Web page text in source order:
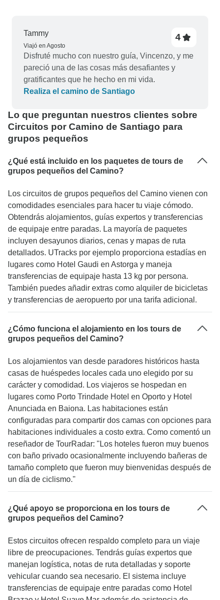
Tammy
Viajó en Agosto
4
Disfruté mucho con nuestro guía, Vincenzo, y me
pareció una de las cosas más desafiantes y
gratificantes que he hecho en mi vida.
Realiza el camino de Santiago
Lo que preguntan nuestros clientes sobre
Circuitos por Camino de Santiago para
grupos pequeños
¿Qué está incluido en los paquetes de tours de
grupos pequeños del Camino?
Los circuitos de grupos pequeños del Camino vienen con
comodidades esenciales para hacer tu viaje cómodo.
Obtendrás alojamientos, guías expertos y transferencias
de equipaje entre paradas. La mayoría de paquetes
incluyen desayunos diarios, cenas y mapas de ruta
detallados. UTracks por ejemplo proporciona estadías en
lugares como Hotel Gaudi en Astorga y maneja
transferencias de equipaje hasta 13 kg por persona.
También puedes añadir extras como alquiler de bicicletas
y transferencias de aeropuerto por una tarifa adicional.
¿Cómo funciona el alojamiento en los tours de
grupos pequeños del Camino?
Los alojamientos van desde paradores históricos hasta
casas de huéspedes locales cada uno elegido por su
carácter y comodidad. Los viajeros se hospedan en
lugares como Porto Trindade Hotel en Oporto y Hotel
Anunciada en Baiona. Las habitaciones están
configuradas para compartir dos camas con opciones para
habitaciones individuales a costo extra. Como comentó un
reseñador de TourRadar: "Los hoteles fueron muy buenos
con baño privado ocasionalmente incluyendo bañeras de
tamaño completo que fueron muy bienvenidas después de
un día de ciclismo."
¿Qué apoyo se proporciona en los tours de
grupos pequeños del Camino?
Estos circuitos ofrecen respaldo completo para un viaje
libre de preocupaciones. Tendrás guías expertos que
manejan logística, notas de ruta detalladas y soporte
vehicular cuando sea necesario. El sistema incluye
transferencias de equipaje entre paradas como Hotel